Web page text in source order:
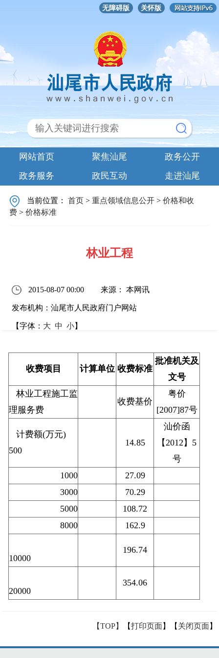
无障碍版 关怀版
网站首页 聚焦汕尾
政务公开
政务服务
政民互动 走进汕尾
当前位置：首页 >重点领域信息公开 >价格和收
费 >价格标准
林业工程
2015-08-07 00:00 来源： 本网讯
发布机构：汕尾市人民政府门户网站
【字体： 大 中 小】
收费项目 计算单位 收费标准
批准机关及
文号
林业工程施工监
理服务费
收费基价
粤价
[2007]87号
计费额(万元)
500
14.85
汕价函
【2012】5
号
1000
27.09
3000
70.29
5000
108.72
8000
162.9
10000
196.74
20000
354.06
【TOP】 【打印页面】【 关闭页面】